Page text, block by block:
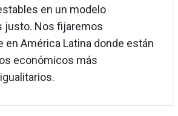
en un modelo
justo. Nos fijaremos
América Latina donde están
económicos más